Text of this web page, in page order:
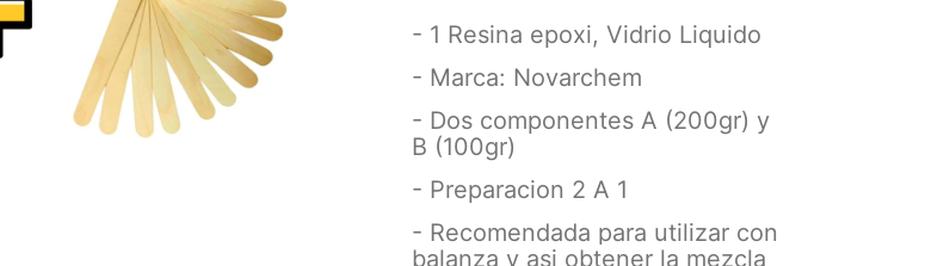
- 1 Resina epoxi, Vidrio Liquido
- Marca: Novarchem
- Dos componentes A (200gr) y
B (100gr)
- Preparacion 2 A 1
- Recomendada para utilizar con
balanza y asi obtener la mezcla